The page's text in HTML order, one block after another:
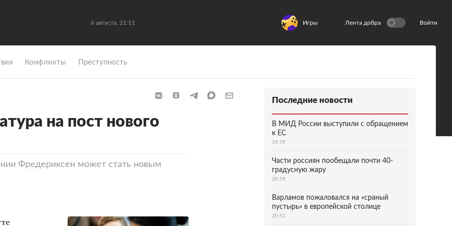
6 августа, 21:11 Игры Лента добра Войти
Конфликты Преступность
на пост нового
Фредериксен может стать новым
Последние новости
В МИД России выступили с обращением
к ЕС
19:59
Части россиян пообещали почти 40-
градусную жару
20:59
Варламов пожаловался на «сраный
пустырь» в европейской столице
20:51